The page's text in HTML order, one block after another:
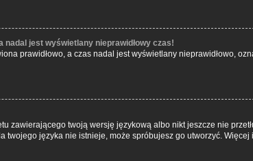
nadal jest wyświetlany nieprawidłowy czas!
prawidłowo, a czas nadal jest wyświetlany nieprawidłowo,
zawierającego twoją wersję językową albo nikt jeszcze nie
twojego języka nie istnieje, może spróbujesz go utworzyć.